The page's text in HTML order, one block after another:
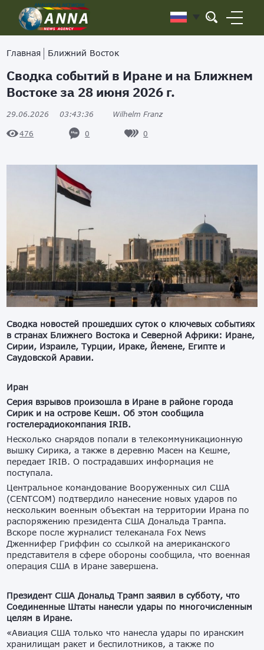
Главная Ближний Восток
Сводка событий в Иране и на Ближнем
Востоке за 28 июня 2026 г.
29.06.2026 03:43:36 Wilhelm Franz
476 0 0
Сводка новостей прошедших суток о ключевых событиях
в странах Ближнего Востока и Северной Африки: Иране,
Сирии, Израиле, Турции, Ираке, Йемене, Египте и
Саудовской Аравии.
Иран
Серия взрывов произошла в Иране в районе города
Сирик и на острове Кешм. Об этом сообщила
гостелерадиокомпания IRIB.
Несколько снарядов попали в телекоммуникационную
вышку Сирика, а также в деревню Масен на Кешме,
передает IRIB. О пострадавших информация не
поступала.
Центральное командование Вооруженных сил США
(CENTCOM) подтвердило нанесение новых ударов по
нескольким военным объектам на территории Ирана по
распоряжению президента США Дональда Трампа.
Вскоре после журналист телеканала Fox News
Дженнифер Гриффин со ссылкой на американского
представителя в сфере обороны сообщила, что военная
операция США в Иране завершена.
Президент США Дональд Трамп заявил в субботу, что
Соединенные Штаты нанесли удары по многочисленным
целям в Иране.
«Авиация США только что нанесла удары по иранским
хранилищам ракет и беспилотников, а также по